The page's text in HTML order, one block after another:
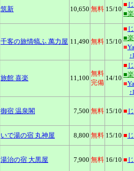
筑新 10,650 無料 15/10
■
■
千客の旅情犒ふ 萬力屋 11,490 無料 15/10
■
■
■
旅館 喜楽 11,100
無料
完備
14/10
■
■
■
御宿 温泉閣 7,500 無料 15/10 ■
いで湯の宿 丸神屋 8,800 無料 15/10 ■
湯治の宿 大黒屋 7,900 無料 16/10 ■